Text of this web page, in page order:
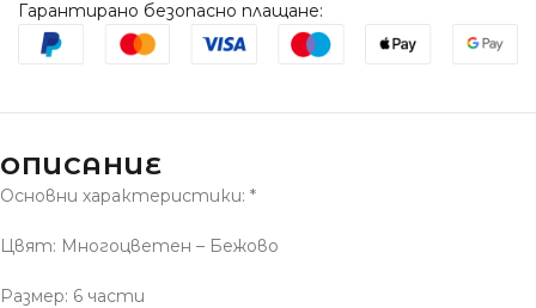
Гарантирано безопасно плащане:
ОПИСАНИЕ
Основни характеристики: *
Цвят: Многоцветен – Бежово
Размер: 6 части